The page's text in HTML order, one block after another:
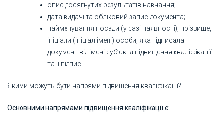
опис досягнутих результатів навчання;
дата видачі та обліковий запис документа;
найменування посади (у разі наявності), прізвище,
ініціали (ініціал імені) особи, яка підписала
документ від імені суб’єкта підвищення кваліфікації
та її підпис.
Якими можуть бути напрями підвищення кваліфікації?
Основними напрямами підвищення кваліфікації є: